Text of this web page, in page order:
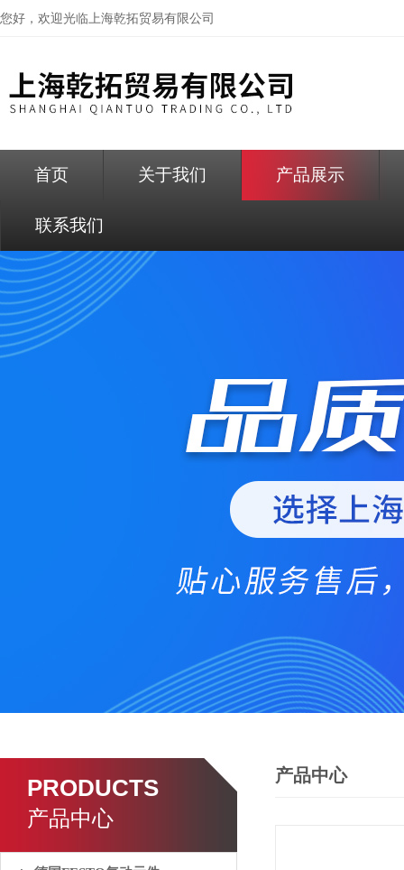
您好，欢迎光临上海乾拓贸易有限公司
首页 关于我们 产品展示
联系我们
PRODUCTS
产品中心
产品中心